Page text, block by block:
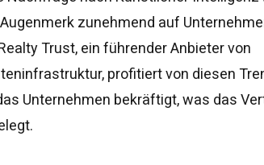
zunehmend auf
Trust, ein führender Anbieter von
profitiert von diesen
Unternehmen bekräftigt, was das